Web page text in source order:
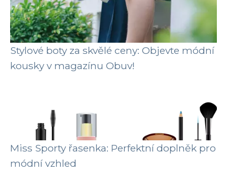
Stylové boty za skvělé ceny: Objevte módní
kousky v magazínu Obuv!
Miss Sporty řasenka: Perfektní doplněk pro
módní vzhled